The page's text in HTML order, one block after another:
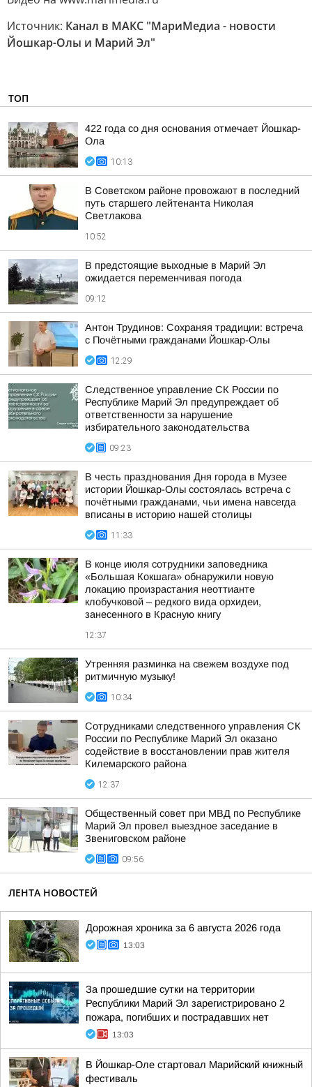
Источник: Канал в МАКС "МариМедиа - новости
Йошкар-Олы и Марий Эл"
ТОП
422 года со дня основания отмечает Йошкар-
Ола
10:13
В Советском районе провожают в последний
путь старшего лейтенанта Николая
Светлакова
10:52
В предстоящие выходные в Марий Эл
ожидается переменчивая погода
09:12
Антон Трудинов: Сохраняя традиции: встреча
с Почётными гражданами Йошкар-Олы
12:29
Следственное управление СК России по
Республике Марий Эл предупреждает об
ответственности за нарушение
избирательного законодательства
09:23
В честь празднования Дня города в Музее
истории Йошкар-Олы состоялась встреча с
почётными гражданами, чьи имена навсегда
вписаны в историю нашей столицы
11:33
В конце июля сотрудники заповедника
«Большая Кокшага» обнаружили новую
локацию произрастания неоттианте
клобучковой – редкого вида орхидеи,
занесенного в Красную книгу
12:37
Утренняя разминка на свежем воздухе под
ритмичную музыку!
10:34
Сотрудниками следственного управления СК
России по Республике Марий Эл оказано
содействие в восстановлении прав жителя
Килемарского района
12:37
Общественный совет при МВД по Республике
Марий Эл провел выездное заседание в
Звениговском районе
09:56
ЛЕНТА НОВОСТЕЙ
Дорожная хроника за 6 августа 2026 года
13:03
За прошедшие сутки на территории
Республики Марий Эл зарегистрировано 2
пожара, погибших и пострадавших нет
13:03
В Йошкар-Оле стартовал Марийский книжный
фестиваль